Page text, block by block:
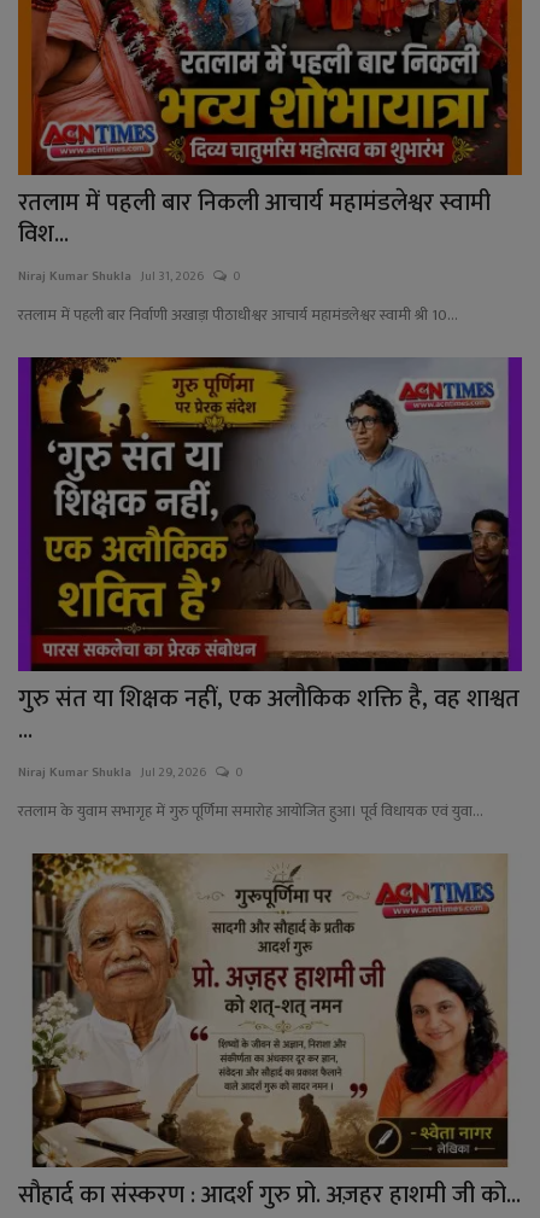
Language
English Hiindi
रतलाम में पहली बार निकली आचार्य महामंडलेश्वर स्वामी
विश...
Niraj Kumar Shukla Jul 31, 2026 0
रतलाम में पहली बार निर्वाणी अखाड़ा पीठाधीश्वर आचार्य महामंडलेश्वर स्वामी श्री 10...
गुरु संत या शिक्षक नहीं, एक अलौकिक शक्ति है, वह शाश्वत
...
Niraj Kumar Shukla Jul 29, 2026 0
रतलाम के युवाम सभागृह में गुरु पूर्णिमा समारोह आयोजित हुआ। पूर्व विधायक एवं युवा...
सौहार्द का संस्करण : आदर्श गुरु प्रो. अज़हर हाशमी जी को...